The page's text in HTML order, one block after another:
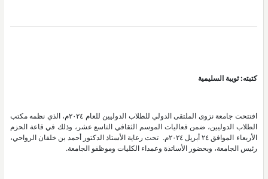
كتبته: ثويبة السليمية
افتتحت جامعة نزوى الملتقى الدولي للطلاب الدوليين للعام ٢٠٢٤م، الذي نظمه مكتب
الطلاب الدوليين، ضمن فعاليات الموسم الثقافي التاسع عشر، وذلك في قاعة الحزم
الأربعاء الموافق ٢٤ أبريل ٢٠٢٤م. تحت رعاية الأستاذ الدكتور أحمد بن خلفان الرواحي،
رئيس الجامعة، وبحضور الأساتذة وعمداء الكليات وموظفو الجامعة.